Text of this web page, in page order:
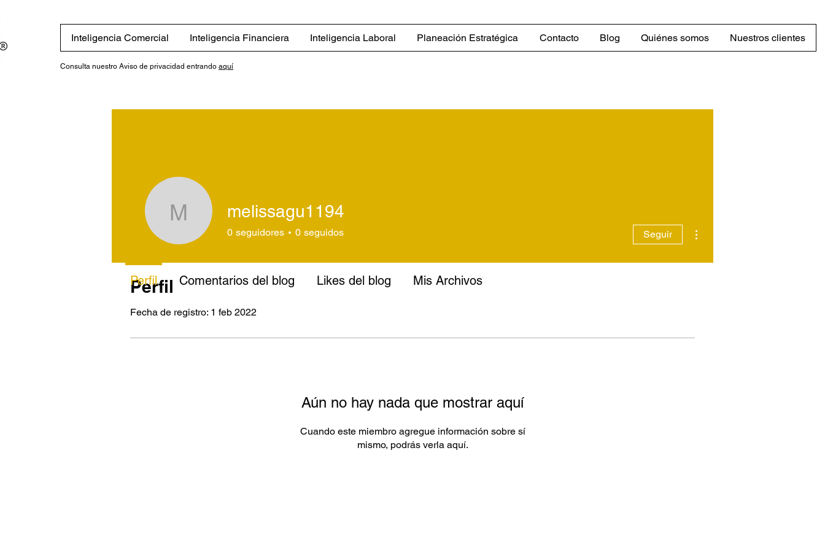
Inteligencia Comercial Inteligencia Financiera Inteligencia Laboral Planeación Estratégica Contacto Blog Quiénes somos Nuestros clientes
Consulta nuestro Aviso de privacidad entrando aquí
Perfil
Fecha de registro: 1 feb 2022
Aún no hay nada que mostrar aquí
Cuando este miembro agregue información sobre sí
mismo, podrás verla aquí.
melissagu1194
melissagu1194
0 seguidores 0 seguidos Seguir
Perfil Comentarios del blog Likes del blog Mis Archivos